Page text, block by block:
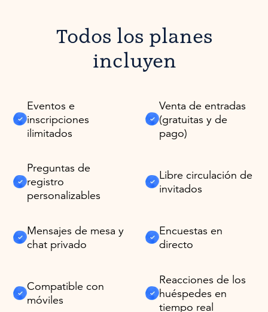
Todos los planes
incluyen
Eventos e
inscripciones
ilimitados
Venta de entradas
(gratuitas y de
pago)
Preguntas de
registro
personalizables
Libre circulación de
invitados
Mensajes de mesa y
chat privado
Encuestas en
directo
Compatible con
móviles
Reacciones de los
huéspedes en
tiempo real